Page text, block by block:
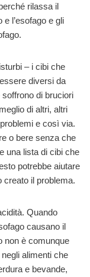
rilassa il
l’esofago e gli
– i cibi che
diversi da
di bruciori
di altri, altri
e così via.
o bere senza che
una lista di cibi che
potrebbe aiutare
creato il problema.
Quando
causano il
non è comunque
alimenti che
e bevande,